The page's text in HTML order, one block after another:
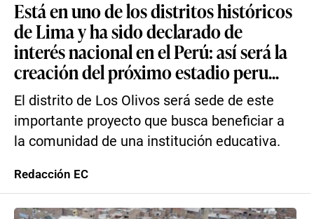
Está en uno de los distritos históricos
de Lima y ha sido declarado de
interés nacional en el Perú: así será la
creación del próximo estadio peru...
El distrito de Los Olivos será sede de este
importante proyecto que busca beneficiar a
la comunidad de una institución educativa.
Redacción EC